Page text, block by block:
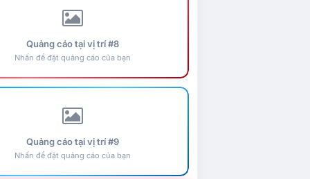
Quảng cáo tại vị trí #8
Nhấn để đặt quảng cáo của bạn
Quảng cáo tại vị trí #9
Nhấn để đặt quảng cáo của bạn